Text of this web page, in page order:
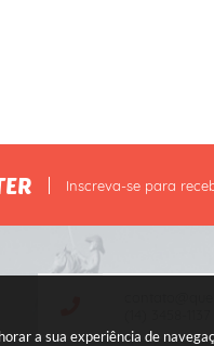
a sua experiência de
Inscreva-se para